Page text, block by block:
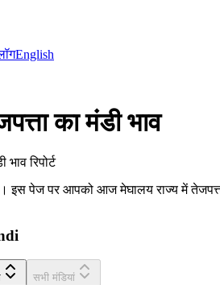
English
का मंडी भाव
भाव रिपोर्ट
इस पेज पर आपको आज मेघालय राज्य में
सभी मंडियां